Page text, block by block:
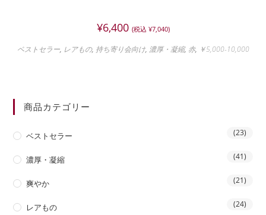
¥6,400 (税込 ¥7,040)
ベストセラー, レアもの, 持ち寄り会向け, 濃厚・凝縮, 赤, ￥5,000-10,000
商品カテゴリー
ベストセラー (23)
濃厚・凝縮 (41)
爽やか (21)
レアもの (24)